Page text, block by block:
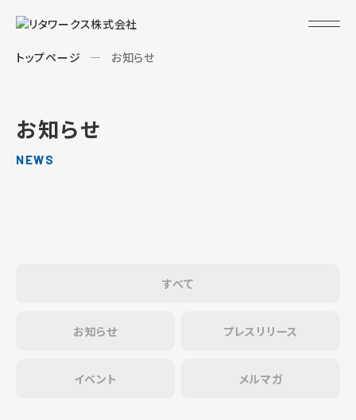
トップページ お知らせ
お知らせ
NEWS
すべて
お知らせ プレスリリース
イベント メルマガ